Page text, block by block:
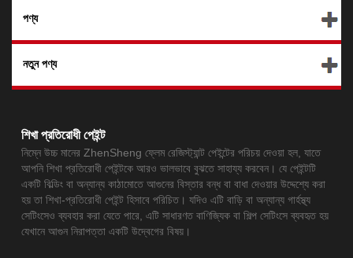
পণ্য
নতুন পণ্য
শিখা প্রতিরোধী পেইন্ট
নিম্নে উচ্চ মানের ZhenSheng ফ্লেম রেজিস্ট্যান্ট পেইন্টের পরিচয় দেওয়া হল, যাতে
আপনি শিখা প্রতিরোধী পেইন্টকে আরও ভালভাবে বুঝতে সাহায্য করবেন। যে পেইন্টটি
একটি বিল্ডিং বা অন্যান্য কাঠামোতে আগুনের বিস্তার বন্ধ বা বাধা দেওয়ার উদ্দেশ্যে করা
হয় তা শিখা-প্রতিরোধী পেইন্ট হিসাবে পরিচিত। যদিও এটি বাড়ি বা অন্যান্য গার্হস্থ্য
সেটিংসেও ব্যবহার করা যেতে পারে, এটি সাধারণত বাণিজ্যিক বা শিল্প সেটিংসে ব্যবহৃত হয়
যেখানে আগুন নিরাপত্তা একটি উদ্বেগের বিষয়।